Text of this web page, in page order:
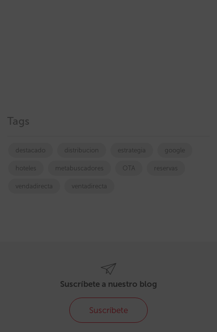
Tags
destacado distribucion estrategia google
hoteles metabuscadores OTA reservas
vendadirecta ventadirecta
Suscríbete a nuestro blog
Suscríbete